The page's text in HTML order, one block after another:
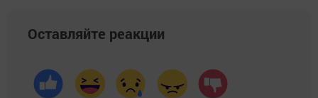
Оставляйте реакции